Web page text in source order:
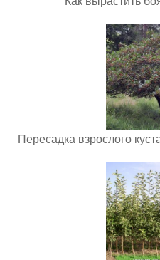
Пересадка взрослого